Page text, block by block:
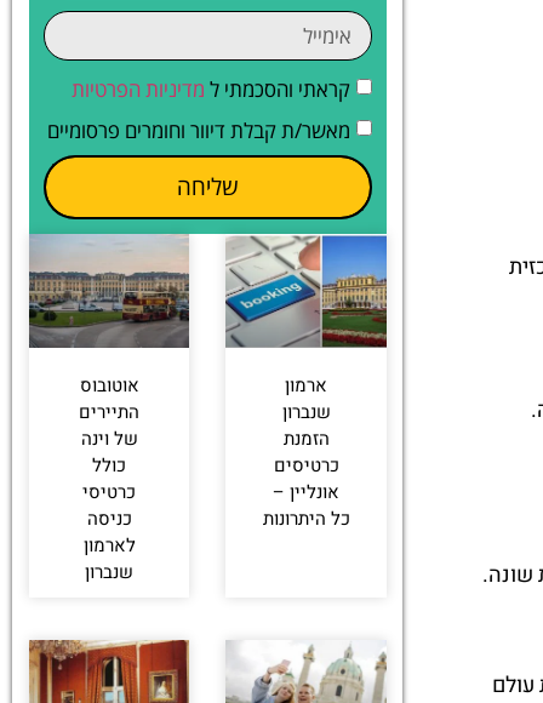
שונה.
קראתי והסכמתי ל מדיניות הפרטיות
מאשר/ת קבלת דיוור וחומרים פרסומיים
שליחה
ארמון
שנברון
הזמנת
כרטיסים
אונליין –
כל היתרונות
אוטובוס
התיירים
של וינה
כולל
כרטיסי
כניסה
לארמון
שנברון